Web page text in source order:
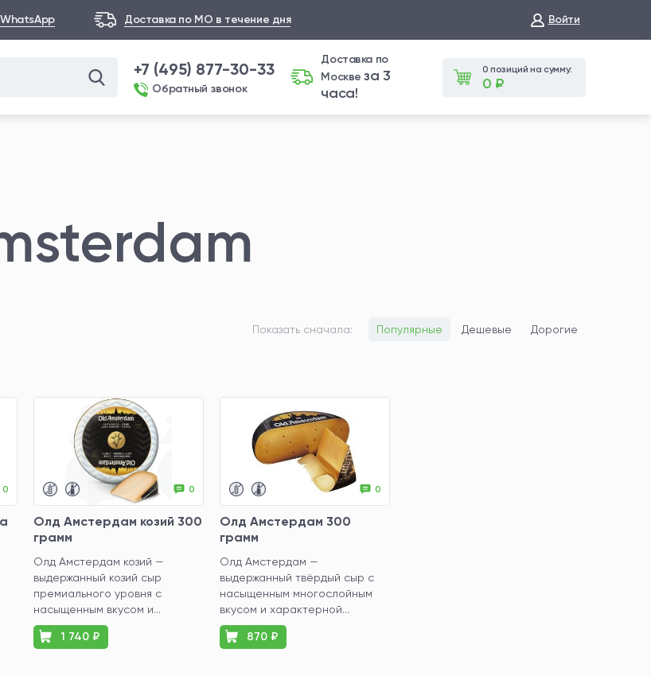
Доставка по МО в течение дня Войти
+7 (495) 877-30-33
Обратный звонок
Доставка по
Москвеза 3
часа!
0 позиций на сумму:
0 ₽
Показать сначала: Популярные Дешевые Дорогие
0 0
Олд Амстердам козий 300
грамм
Олд Амстердам козий —
выдержанный козий сыр
премиального уровня с
насыщенным вкусом и...
1 740 ₽
0
Олд Амстердам 300
грамм
Олд Амстердам —
выдержанный твёрдый сыр с
насыщенным многослойным
вкусом и характерной...
870 ₽